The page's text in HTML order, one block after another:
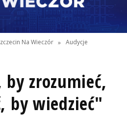
Na Wieczór » Audycje
zrozumieć,
by wiedzieć"